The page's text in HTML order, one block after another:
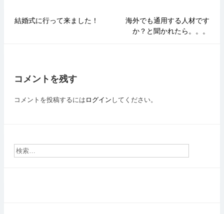
投
ゲ
ー
ン
結婚式に行って来ました！
海外でも通用する人材です
か？と聞かれたら。。。
コメントを残す
コメントを投稿するには ログイン してください。